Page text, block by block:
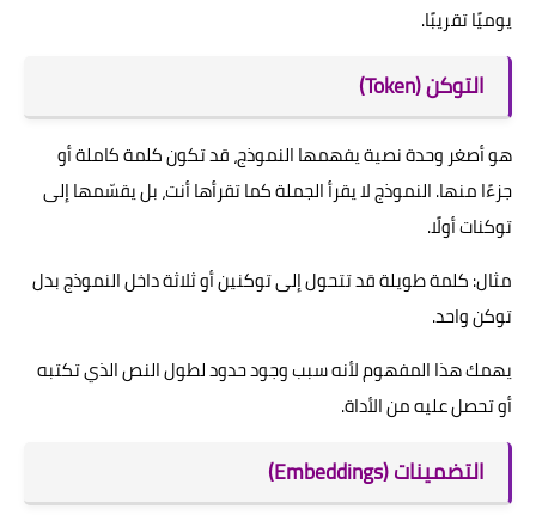
يوميًا تقريبًا.
التوكن (Token)
هو أصغر وحدة نصية يفهمها النموذج، قد تكون كلمة كاملة أو
جزءًا منها. النموذج لا يقرأ الجملة كما تقرأها أنت، بل يقسّمها إلى
توكنات أولًا.
مثال: كلمة طويلة قد تتحول إلى توكنين أو ثلاثة داخل النموذج بدل
توكن واحد.
يهمك هذا المفهوم لأنه سبب وجود حدود لطول النص الذي تكتبه
أو تحصل عليه من الأداة.
التضمينات (Embeddings)